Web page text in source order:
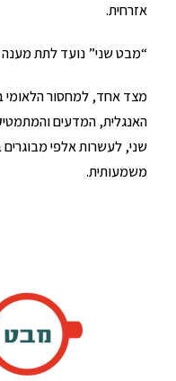
אזרחית.
“מבט שני” נועד לתת מענה
מצד אחד, למחסור הלאומי
משמעותית.